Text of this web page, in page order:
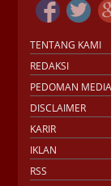
TENTANG KAMI
REDAKSI
PEDOMAN
DISCLAIMER
KARIR
IKLAN
RSS